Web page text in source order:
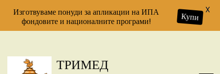
ТРИМЕД
Изготвуваме понуди за апликации на ИПА
фондовите и националните програми!
Купи
X